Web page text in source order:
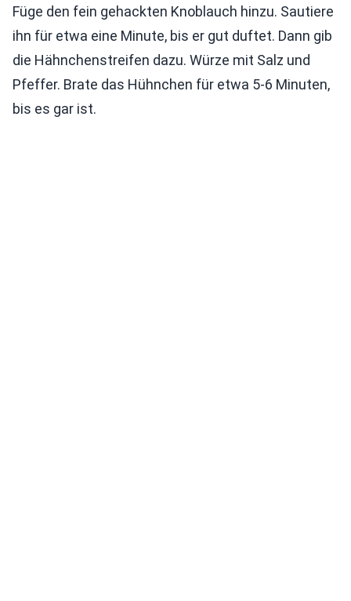
Füge den fein gehackten Knoblauch hinzu. Sautiere
ihn für etwa eine Minute, bis er gut duftet. Dann gib
die Hähnchenstreifen dazu. Würze mit Salz und
Pfeffer. Brate das Hühnchen für etwa 5-6 Minuten,
bis es gar ist.